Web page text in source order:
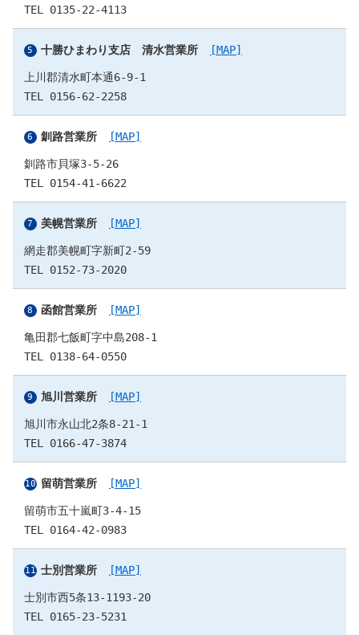
TEL 0135-22-4113
十勝ひまわり支店 清水営業所 [MAP]
上川郡清水町本通6-9-1
TEL 0156-62-2258
釧路営業所 [MAP]
釧路市貝塚3-5-26
TEL 0154-41-6622
美幌営業所 [MAP]
網走郡美幌町字新町2-59
TEL 0152-73-2020
函館営業所 [MAP]
亀田郡七飯町字中島208-1
TEL 0138-64-0550
旭川営業所 [MAP]
旭川市永山北2条8-21-1
TEL 0166-47-3874
留萌営業所 [MAP]
留萌市五十嵐町3-4-15
TEL 0164-42-0983
士別営業所 [MAP]
士別市西5条13-1193-20
TEL 0165-23-5231